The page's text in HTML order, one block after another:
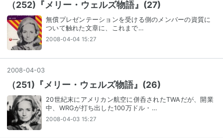
（252)『メリー・ウェルズ物語』(27)
無償プレゼンテーションを受ける側のメンバーの資質に
ついて触れた文章に、これまで…
2008-04-04 15:27
2008-04-03
（251)『メリー・ウェルズ物語』(26)
20世紀末にアメリカン航空に併呑されたTWAだが、開業
中、WRGが打ち出した100万ドル・…
2008-04-03 15:27